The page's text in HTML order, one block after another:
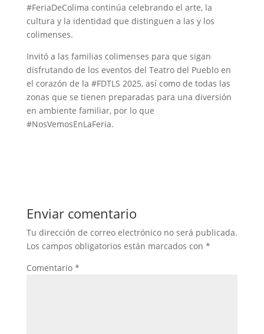
#FeriaDeColima continúa celebrando el arte, la
cultura y la identidad que distinguen a las y los
colimenses.
Invitó a las familias colimenses para que sigan
disfrutando de los eventos del Teatro del Pueblo en
el corazón de la #FDTLS 2025, así como de todas las
zonas que se tienen preparadas para una diversión
en ambiente familiar, por lo que
#NosVemosEnLaFeria.
Enviar comentario
Tu dirección de correo electrónico no será publicada.
Los campos obligatorios están marcados con *
Comentario *